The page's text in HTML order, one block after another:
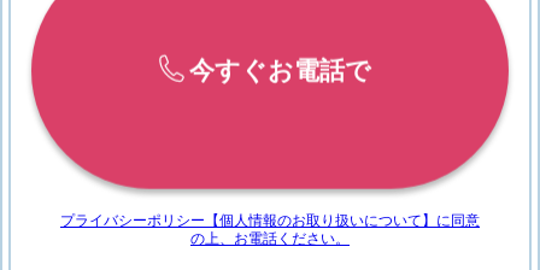
今すぐお電話で
プライバシーポリシー【個人情報のお取り扱いについて】に 同意
の上、お電話ください。